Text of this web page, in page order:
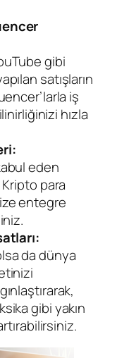
gibi
satışların
iş
hızla
eden
Kripto para
entegre
da dünya
gibi yakın